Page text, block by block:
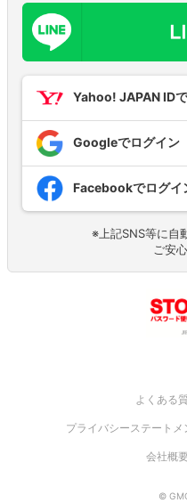
Yahoo! JAPAN ID
Googleでログイン
Facebookでログイ
※上記SNS等に自
ご安
よくある
プライバシーステートメ
会社概要
©